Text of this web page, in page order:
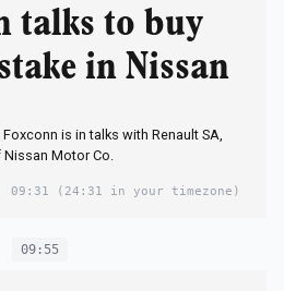
talks to buy
in Nissan
is in talks with Renault SA,
Motor Co.
09:31 (24:31 in your timezone)
09:55